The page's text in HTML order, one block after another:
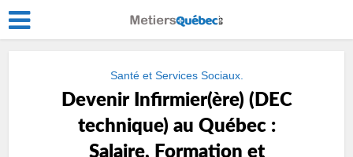
Santé et Services Sociaux.
Devenir Infirmier(ère) (DEC
technique) au Québec :
Salaire, Formation et